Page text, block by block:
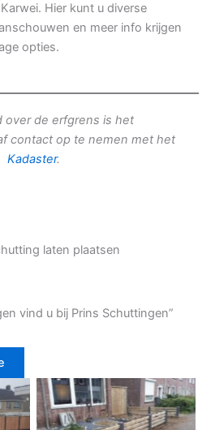
Hier kunt u diverse
en meer info krijgen
opties.
over de erfgrens is het
contact op te nemen met het
Kadaster.
laten plaatsen
vind u bij Prins Schuttingen”
Tuinhek voortuin